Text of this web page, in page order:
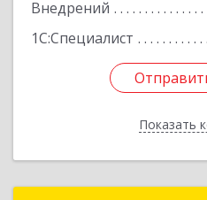
Внедрений
1С:Специалист
Показать